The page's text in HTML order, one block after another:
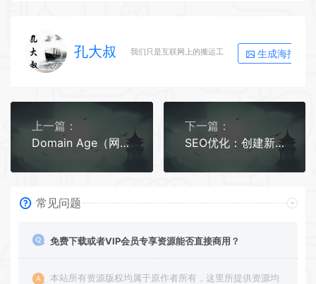
孔大叔 我们只是互联网上的搬运工 生成海报
上一篇：
Domain Age（网站年龄）对SEO及网站流量的影响
下一篇：
SEO优化：创建新内容还是更新现有文章
常见问题
免费下载或者VIP会员专享资源能否直接商用？
本站所有资源版权均属于原作者所有，这里所提供资源均